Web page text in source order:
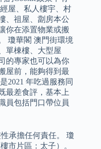
屋、私人樓宇、村
、祖屋、劏房本公
你在添置物業或搬
瓊華閣 澳門街環境
單棟樓、大型屋
的專家也可以為你
屋前，能夠得到最
2021 年吃過服務同
最差食評，基本上
員包括門口帶位員
承擔任何責任。 瓊
市片區：太子）。